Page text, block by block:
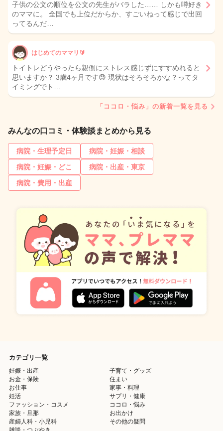
子供の公文の順位を公文の先生がバラした…… しかも噂好き
のママに。 全国でも上位だからか、すごいねって感じで出回
ってるんだ…
はじめてのママリ🔰
トイトレどうやったら親側にストレス感じずにすすめれると
思いますか？ 3歳4ヶ月です😓 現状はそろそろかな？ってタ
イミングでト…
「ココロ・悩み」の新着一覧を見る
みんなの口コミ・体験談まとめから見る
病院・生理予定日
病院・妊娠・相談
病院・妊娠・どこ
病院・出産・東京
病院・費用・出産
カテゴリ一覧
妊娠・出産
子育て・グッズ
お金・保険
住まい
お仕事
家事・料理
妊活
サプリ・健康
ファッション・コスメ
ココロ・悩み
家族・旦那
お出かけ
産婦人科・小児科
その他の疑問